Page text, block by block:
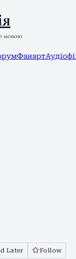
мовою
Фанарт
Later Follow